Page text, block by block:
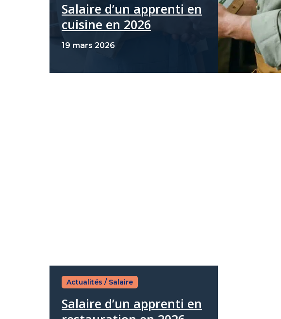
Salaire d’un apprenti en
cuisine en 2026
19 mars 2026
Actualités / Salaire
Salaire d’un apprenti en